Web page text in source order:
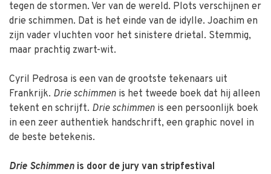
tegen de stormen. Ver van de wereld. Plots verschijnen er
drie schimmen. Dat is het einde van de idylle. Joachim en
zijn vader vluchten voor het sinistere drietal. Stemmig,
maar prachtig zwart-wit.
Cyril Pedrosa is een van de grootste tekenaars uit
Frankrijk. Drie schimmen is het tweede boek dat hij alleen
tekent en schrijft. Drie schimmen is een persoonlijk boek
in een zeer authentiek handschrift, een graphic novel in
de beste betekenis.
Drie Schimmen is door de jury van stripfestival